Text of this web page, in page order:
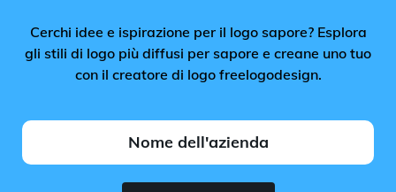
Cerchi idee e ispirazione per il logo sapore? Esplora
gli stili di logo più diffusi per sapore e creane uno tuo
con il creatore di logo freelogodesign.